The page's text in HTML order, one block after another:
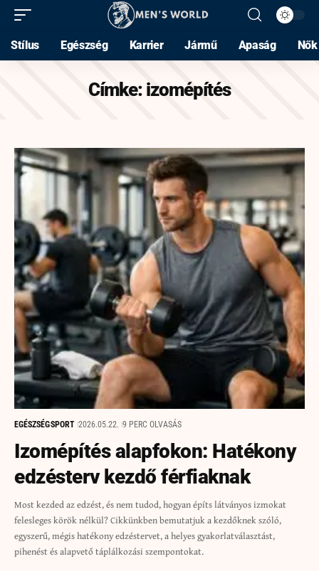
Stílus Egészség Karrier Jármű Apaság Nők
Címke: izomépítés
EGÉSZSÉGSPORT 2026.05.22. 9 PERC OLVASÁS
Izomépítés alapfokon: Hatékony
edzésterv kezdő férfiaknak
Most kezded az edzést, és nem tudod, hogyan építs látványos izmokat
felesleges körök nélkül? Cikkünkben bemutatjuk a kezdőknek szóló,
egyszerű, mégis hatékony edzéstervet, a helyes gyakorlatválasztást,
pihenést és alapvető táplálkozási szempontokat.